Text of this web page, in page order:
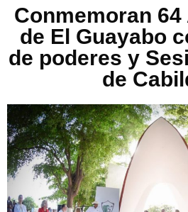
Conmemoran
de El Guayabo
de poderes y
de